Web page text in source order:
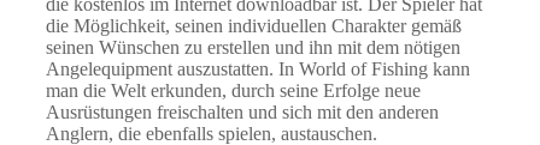
die Möglichkeit, seinen individuellen Charakter gemäß
seinen Wünschen zu erstellen und ihn mit dem nötigen
Angelequipment auszustatten. In World of Fishing kann
man die Welt erkunden, durch seine Erfolge neue
Ausrüstungen freischalten und sich mit den anderen
Anglern, die ebenfalls spielen, austauschen.